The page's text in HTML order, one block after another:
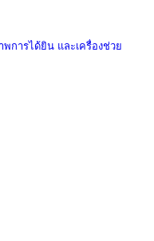
การได้ยิน และเครื่องช่วย